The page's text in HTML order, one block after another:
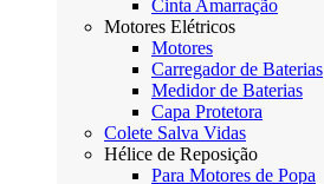
Cinta Amarração
Motores Elétricos
Motores
Carregador de Baterias
Medidor de Baterias
Capa Protetora
Colete Salva Vidas
Hélice de Reposição
Para Motores de Popa